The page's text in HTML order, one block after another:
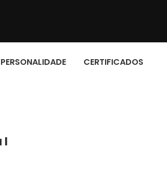
CERTIFICADOS
I